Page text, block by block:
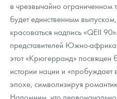
в чрезвычайно ограниченном
будет единственным
красоваться надпись «QEII
представителей Южно-
этот «Крюгерранд» посвящен
истории нации и
эпохе, символизируя